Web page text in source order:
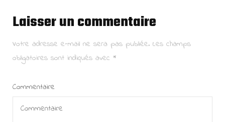
Laisser un commentaire
Votre adresse e-mail ne sera pas publiée. Les champs
obligatoires sont indiqués avec *
Commentaire